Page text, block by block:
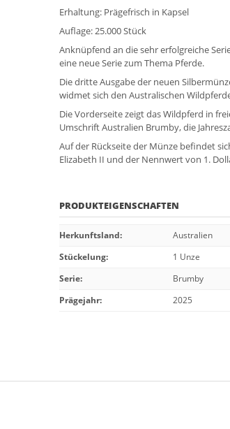
Erhaltung: Prägefrisch in Kapsel
Auflage: 25.000 Stück
Anknüpfend an die sehr erfolgreiche
eine neue Serie zum Thema Pferde.
Die dritte Ausgabe der neuen
widmet sich den Australischen
Die Vorderseite zeigt das Wildpferd in
Umschrift Australien Brumby, die
Auf der Rückseite der Münze befindet
Elizabeth II und der Nennwert von 1.
PRODUKTEIGENSCHAFTEN
Herkunftsland:
Australien
Stückelung:
1 Unze
Serie:
Brumby
Prägejahr: 2025